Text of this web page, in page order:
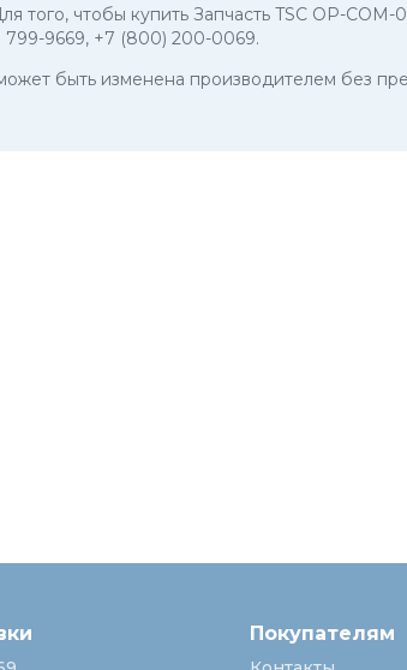
того, чтобы купить Запчасть TSC OP-COM-
799-9669, +7 (800) 200-0069.
быть изменена производителем без
Покупателям